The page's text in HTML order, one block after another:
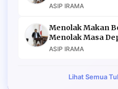
ASIP IRAMA
Menolak Makan
Menolak Masa
ASIP IRAMA
Lihat Semua